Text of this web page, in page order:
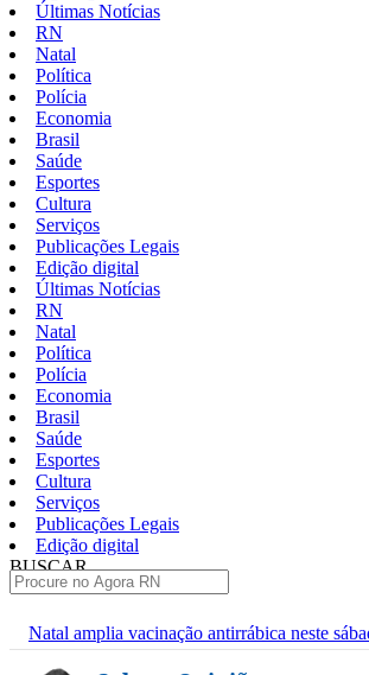
Últimas Notícias
RN
Natal
Política
Polícia
Economia
Brasil
Saúde
Esportes
Cultura
Serviços
Publicações Legais
Edição digital
Últimas Notícias
RN
Natal
Política
Polícia
Economia
Brasil
Saúde
Esportes
Cultura
Serviços
Publicações Legais
Edição digital
BUSCAR
antirrábica neste sábado
Festival Sesc